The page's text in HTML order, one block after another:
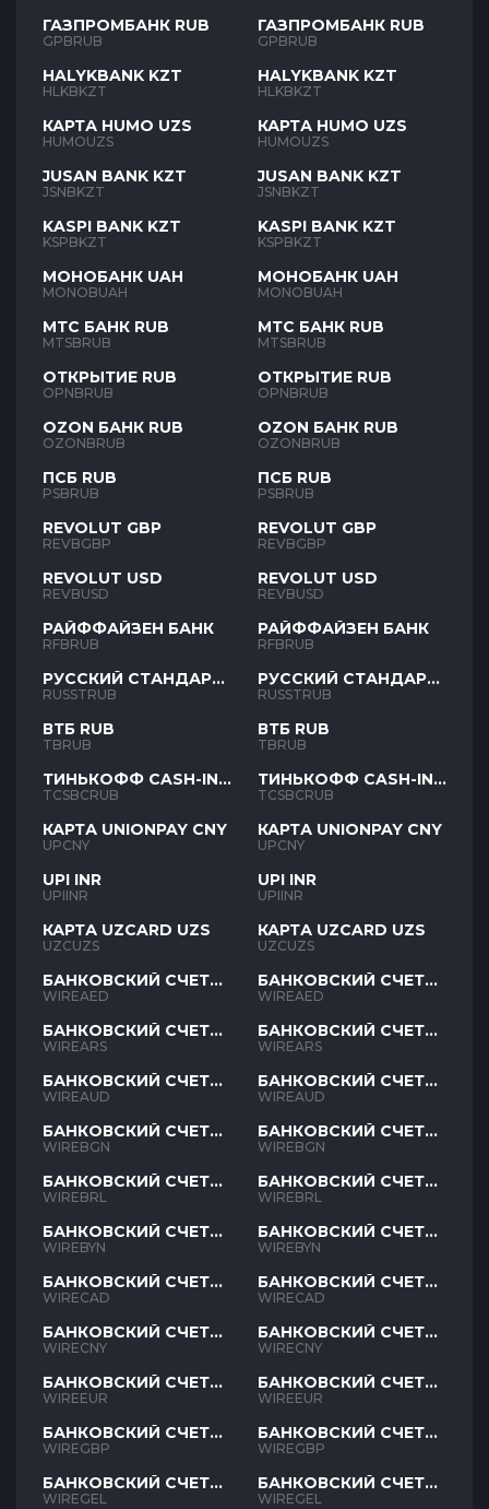
ГАЗПРОМБАНК RUB
GPBRUB
HALYKBANK KZT
HLKBKZT
КАРТА HUMO UZS
HUMOUZS
JUSAN BANK KZT
JSNBKZT
KASPI BANK KZT
KSPBKZT
МОНОБАНК UAH
MONOBUAH
МТС БАНК RUB
MTSBRUB
ОТКРЫТИЕ RUB
OPNBRUB
OZON БАНК RUB
OZONBRUB
ПСБ RUB
PSBRUB
REVOLUT GBP
REVBGBP
REVOLUT USD
REVBUSD
РАЙФФАЙЗЕН БАНК
RFBRUB
РУССКИЙ СТАНДАРТ
RUB
RUSSTRUB
ВТБ RUB
TBRUB
ТИНЬКОФФ CASH-IN
RUB
TCSBCRUB
КАРТА UNIONPAY CNY
UPCNY
UPI INR
UPIINR
КАРТА UZCARD UZS
UZCUZS
БАНКОВСКИЙ СЧЕТ
AED
WIREAED
БАНКОВСКИЙ СЧЕТ
ARS
WIREARS
БАНКОВСКИЙ СЧЕТ
AUD
WIREAUD
БАНКОВСКИЙ СЧЕТ
BGN
WIREBGN
БАНКОВСКИЙ СЧЕТ
BRL
WIREBRL
БАНКОВСКИЙ СЧЕТ
BYN
WIREBYN
БАНКОВСКИЙ СЧЕТ
CAD
WIRECAD
БАНКОВСКИЙ СЧЕТ
CNY
WIRECNY
БАНКОВСКИЙ СЧЕТ
EUR
WIREEUR
БАНКОВСКИЙ СЧЕТ
GBP
WIREGBP
БАНКОВСКИЙ СЧЕТ
GEL
WIREGEL
ГАЗПРОМБАНК RUB
GPBRUB
HALYKBANK KZT
HLKBKZT
КАРТА HUMO UZS
HUMOUZS
JUSAN BANK KZT
JSNBKZT
KASPI BANK KZT
KSPBKZT
МОНОБАНК UAH
MONOBUAH
МТС БАНК RUB
MTSBRUB
ОТКРЫТИЕ RUB
OPNBRUB
OZON БАНК RUB
OZONBRUB
ПСБ RUB
PSBRUB
REVOLUT GBP
REVBGBP
REVOLUT USD
REVBUSD
РАЙФФАЙЗЕН БАНК
RFBRUB
РУССКИЙ СТАНДАРТ
RUB
RUSSTRUB
ВТБ RUB
TBRUB
ТИНЬКОФФ CASH-IN
RUB
TCSBCRUB
КАРТА UNIONPAY CNY
UPCNY
UPI INR
UPIINR
КАРТА UZCARD UZS
UZCUZS
БАНКОВСКИЙ СЧЕТ
AED
WIREAED
БАНКОВСКИЙ СЧЕТ
ARS
WIREARS
БАНКОВСКИЙ СЧЕТ
AUD
WIREAUD
БАНКОВСКИЙ СЧЕТ
BGN
WIREBGN
БАНКОВСКИЙ СЧЕТ
BRL
WIREBRL
БАНКОВСКИЙ СЧЕТ
BYN
WIREBYN
БАНКОВСКИЙ СЧЕТ
CAD
WIRECAD
БАНКОВСКИЙ СЧЕТ
CNY
WIRECNY
БАНКОВСКИЙ СЧЕТ
EUR
WIREEUR
БАНКОВСКИЙ СЧЕТ
GBP
WIREGBP
БАНКОВСКИЙ СЧЕТ
GEL
WIREGEL